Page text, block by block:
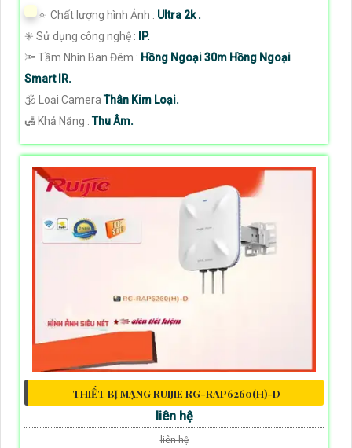
🔅 Chất lượng hình Ảnh : Ultra 2k .
✳️ Sử dụng công nghệ : IP.
🔦 Tầm Nhìn Ban Đêm : Hồng Ngoại 30m Hồng Ngoại
Smart IR.
🕉️ Loại CameraThân Kim Loại.
️🛃 Khả Năng :Thu Âm.
THIẾT BỊ MẠNG RUIJIE RG-RAP6260(H)-D
liên hệ
liên hệ